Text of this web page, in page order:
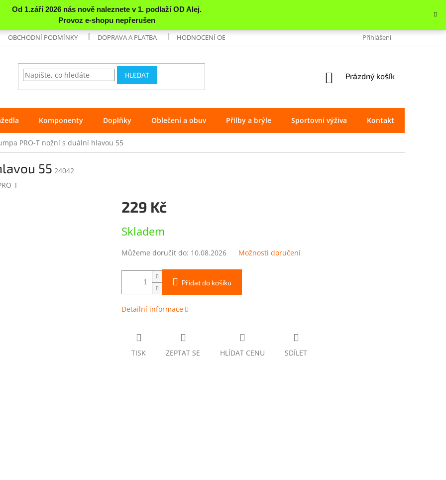
OBCHODNÍ PODMÍNKY DOPRAVA A PLATBA HODNOCENÍ OBCHODU REKLAMACE OCHRANA
Přihlášení
HLEDAT
NÁKUPNÍ
Prázdný košík
Komponenty Doplňky Oblečení a obuv Přilby a brýle Sportovní výživa Kontakt
PRO-T nožní s duální hlavou 55
55 24042
T
229 Kč
cena:
Skladem
Můžeme doručit do: 10.08.2026 Možnosti doručení
Přidat do košíku
Detailní informace
TISK ZEPTAT SE HLÍDAT CENU SDÍLET